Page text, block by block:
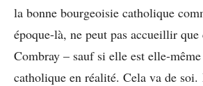
la bonne bourgeoisie catholique
époque-là, ne peut pas accueillir que
Combray – sauf si elle est elle-
catholique en réalité. Cela va de